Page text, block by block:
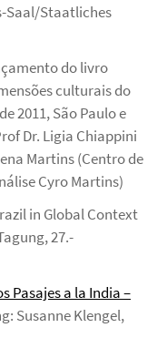
Saal/Staatliches
do livro
culturais do
2011, São Paulo e
Dr. Ligia Chiappini
Martins (Centro de
Cyro Martins)
in Global Context
27.-
Pasajes a la India –
Susanne Klengel,